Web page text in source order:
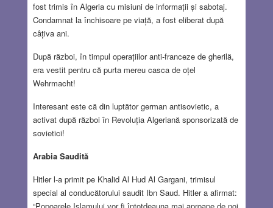
fost trimis în Algeria cu misiuni de informații și sabotaj.
Condamnat la închisoare pe viață, a fost eliberat după
câțiva ani.
După război, în timpul operațiilor anti-franceze de gherilă,
era vestit pentru că purta mereu casca de oțel
Wehrmacht!
Interesant este că din luptător german antisovietic, a
activat după război în Revoluția Algeriană sponsorizată de
sovietici!
Arabia Saudită
Hitler l-a primit pe Khalid Al Hud Al Gargani, trimisul
special al conducătorului saudit Ibn Saud. Hitler a afirmat: